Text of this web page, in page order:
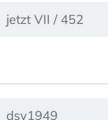
jetzt VII / 452
dsv1949